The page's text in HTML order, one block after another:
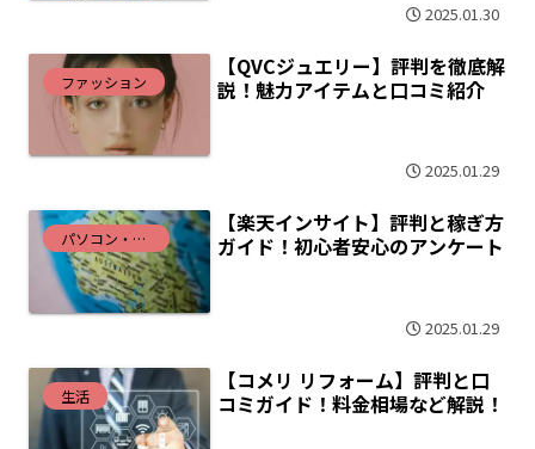
2025.01.30
ファッション
【QVCジュエリー】評判を徹底解
説！魅力アイテムと口コミ紹介
2025.01.29
パソコン・インターネット
【楽天インサイト】評判と稼ぎ方
ガイド！初心者安心のアンケート
2025.01.29
生活
【コメリ リフォーム】評判と口
コミガイド！料金相場など解説！